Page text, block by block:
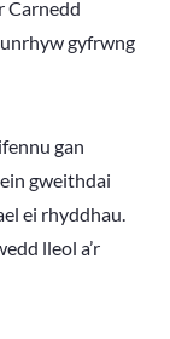
Carnedd
unrhyw gyfrwng
gan
gweithdai
ei rhyddhau.
lleol a’r